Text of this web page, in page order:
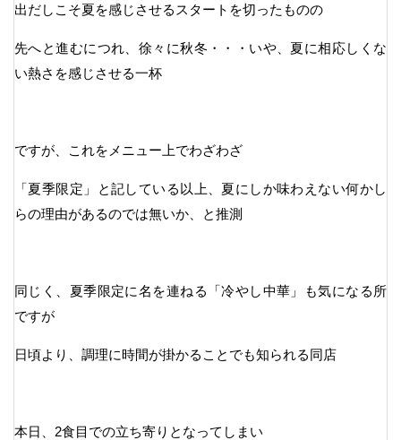
出だしこそ夏を感じさせるスタートを切ったものの
先へと進むにつれ、徐々に秋冬・・・いや、夏に相応しくな
い熱さを感じさせる一杯
ですが、これをメニュー上でわざわざ
「夏季限定」と記している以上、夏にしか味わえない何かし
らの理由があるのでは無いか、と推測
同じく、夏季限定に名を連ねる「冷やし中華」も気になる所
ですが
日頃より、調理に時間が掛かることでも知られる同店
本日、2食目での立ち寄りとなってしまい